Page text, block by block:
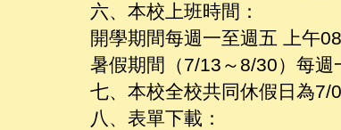
六、本校上班時間：
開學期間每週一至週五 上午
暑假期間（7/13～8/30）每
七、本校全校共同休假日為7/
八、表單下載：